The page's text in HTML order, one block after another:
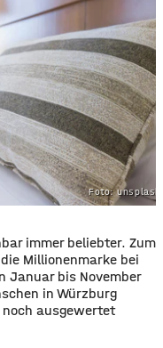
Foto:
immer beliebter. Zum
Millionenmarke bei
Januar bis November
in Würzburg
noch ausgewertet